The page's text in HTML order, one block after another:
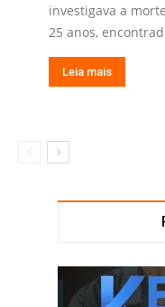
investigava a
25 anos,
Leia mais